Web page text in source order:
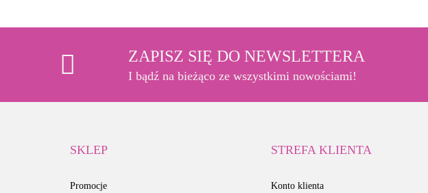
ZAPISZ SIĘ DO NEWSLETTERA
I bądź na bieżąco ze wszystkimi nowościami!
SKLEP
Promocje
STREFA KLIENTA
Konto klienta